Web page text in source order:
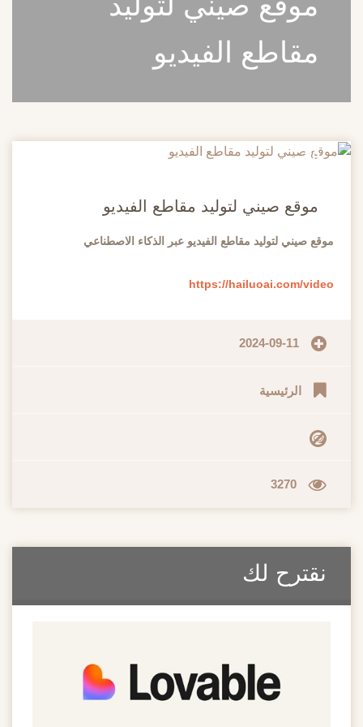
مقاطع الفيديو
20
موقع صيني لتوليد مقاطع الفيديو
موقع صيني لتوليد مقاطع الفيديو عبر الذكاء الاصطناعي
https://hailuoai.com/video
2024-09-11
الرئيسية
3270
نقترح لك